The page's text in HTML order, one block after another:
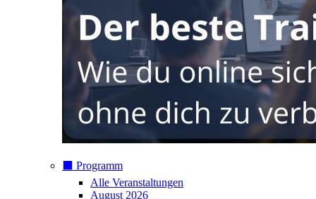
⬛️ Programm
Alle Veranstaltungen
August 2026